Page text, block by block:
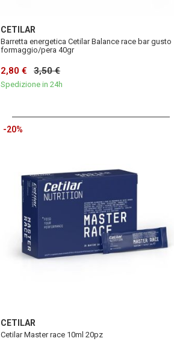
CETILAR
Barretta energetica Cetilar Balance race bar gusto
formaggio/pera 40gr
2,80 € 3,50 €
Spedizione in 24h
-20%
CETILAR
Cetilar Master race 10ml 20pz